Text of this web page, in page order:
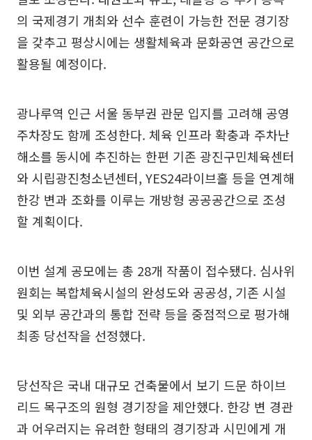
의 국제경기 개최와 선수 훈련이 가능한 전문 경기장
을 갖추고 평상시에는 생활체육과 문화공연 공간으로
활용될 예정이다.
광나루역 인근 서울 동부권 관문 입지를 고려해 공영
주차장도 함께 조성한다. 체육 인프라 확충과 주차난
해소를 동시에 추진하는 한편 기존 광진구민체육센터
와 시립광진청소년센터, YES24라이브홀 등을 연계해
한강 변과 조화를 이루는 개방형 공공공간으로 조성
할 계획이다.
이번 설계 공모에는 총 28개 작품이 접수됐다. 심사위
원회는 복합체육시설의 완성도와 공공성, 기존 시설
및 외부 공간과의 통합 전략 등을 중점적으로 평가해
최종 당선작을 선정했다.
당선작은 국내 대규모 건축물에서 보기 드문 하이브
리드 목구조의 원형 경기장을 제안했다. 한강 변 경관
과 어우러지는 유려한 형태의 경기장과 시민에게 개